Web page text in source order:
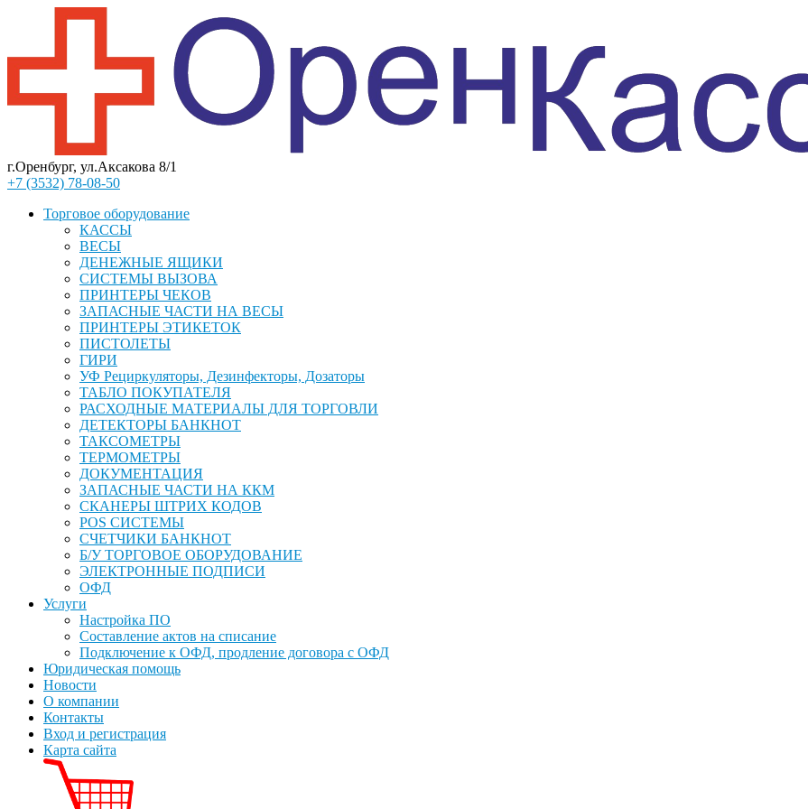
г.Оренбург, ул.Аксакова 8/1
+7 (3532) 78-08-50
Торговое оборудование
КАССЫ
ВЕСЫ
ДЕНЕЖНЫЕ ЯЩИКИ
СИСТЕМЫ ВЫЗОВА
ПРИНТЕРЫ ЧЕКОВ
ЗАПАСНЫЕ ЧАСТИ НА ВЕСЫ
ПРИНТЕРЫ ЭТИКЕТОК
ПИСТОЛЕТЫ
ГИРИ
УФ Рециркуляторы, Дезинфекторы, Дозаторы
ТАБЛО ПОКУПАТЕЛЯ
РАСХОДНЫЕ МАТЕРИАЛЫ ДЛЯ ТОРГОВЛИ
ДЕТЕКТОРЫ БАНКНОТ
ТАКСОМЕТРЫ
ТЕРМОМЕТРЫ
ДОКУМЕНТАЦИЯ
ЗАПАСНЫЕ ЧАСТИ НА ККМ
СКАНЕРЫ ШТРИХ КОДОВ
POS СИСТЕМЫ
СЧЕТЧИКИ БАНКНОТ
Б/У ТОРГОВОЕ ОБОРУДОВАНИЕ
ЭЛЕКТРОННЫЕ ПОДПИСИ
ОФД
Услуги
Настройка ПО
Составление актов на списание
Подключение к ОФД, продление договора с ОФД
Юридическая помощь
Новости
О компании
Контакты
Вход и регистрация
Карта сайта